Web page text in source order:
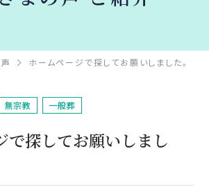
ホームページで探してお願いしました。
無宗教 一般葬
で探してお願いしまし